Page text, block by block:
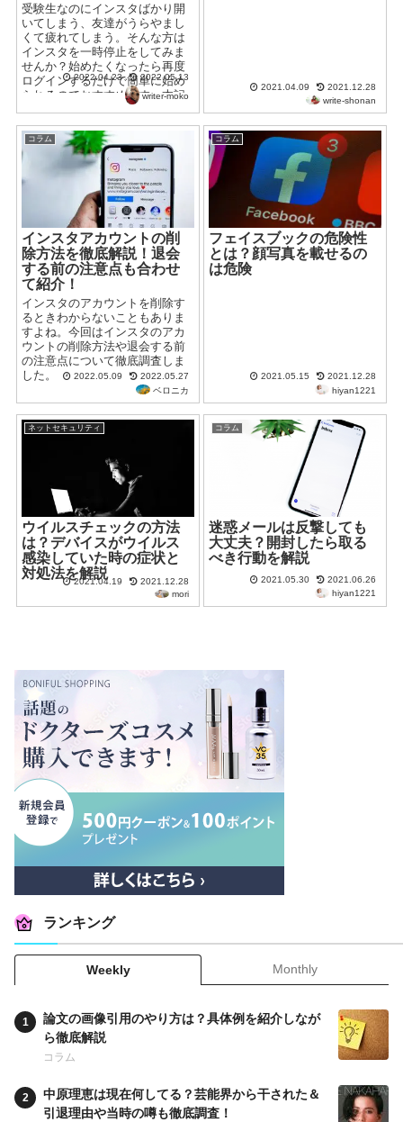
受験生なのにインスタばかり開
いてしまう、友達がうらやまし
くて疲れてしまう。そんな方は
インスタを一時停止をしてみま
せんか？始めたくなったら再度
ログインするだけで簡単に始め
られるのでおすすめです。本記
事は一時停止方法や再開方法、
一時停止の注意点も解説するの
で、インスタ離れを考えている
方は要チェックです。
2022.04.23
2022.05.13
writer-moko
2021.04.09
2021.12.28
write-shonan
コラム
インスタアカウントの削
除方法を徹底解説！退会
する前の注意点も合わせ
て紹介！
インスタのアカウントを削除す
るときわからないこともありま
すよね。今回はインスタのアカ
ウントの削除方法や退会する前
の注意点について徹底調査しま
した。
2022.05.09
2022.05.27
ベロニカ
コラム
フェイスブックの危険性
とは？顔写真を載せるの
は危険
2021.05.15
2021.12.28
hiyan1221
ネットセキュリティ
ウイルスチェックの方法
は？デバイスがウイルス
感染していた時の症状と
対処法を解説
2021.04.19
2021.12.28
mori
コラム
迷惑メールは反撃しても
大丈夫？開封したら取る
べき行動を解説
2021.05.30
2021.06.26
hiyan1221
ランキング
Weekly Monthly
論文の画像引用のやり方は？具体例を紹介しなが
ら徹底解説
コラム
中原理恵は現在何してる？芸能界から干された＆
引退理由や当時の噂も徹底調査！